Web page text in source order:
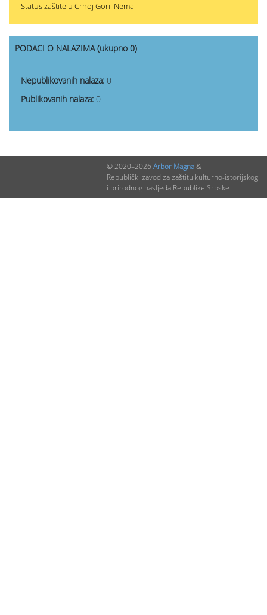
Status zaštite u Crnoj Gori: Nema
PODACI O NALAZIMA (ukupno 0)
Nepublikovanih nalaza: 0
Publikovanih nalaza: 0
© 2020–2026 Arbor Magna&
Republički zavod za zaštitu kulturno-istorijskog
i prirodnog nasljeđa Republike Srpske